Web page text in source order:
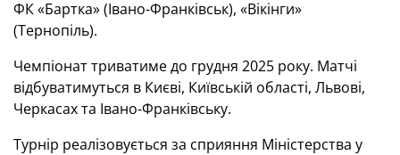
ФК «Бартка» (Івано-Франківськ), «Вікінги»
(Тернопіль).
Чемпіонат триватиме до грудня 2025 року. Матчі
відбуватимуться в Києві, Київській області, Львові,
Черкасах та Івано-Франківську.
Турнір реалізовується за сприяння Міністерства у